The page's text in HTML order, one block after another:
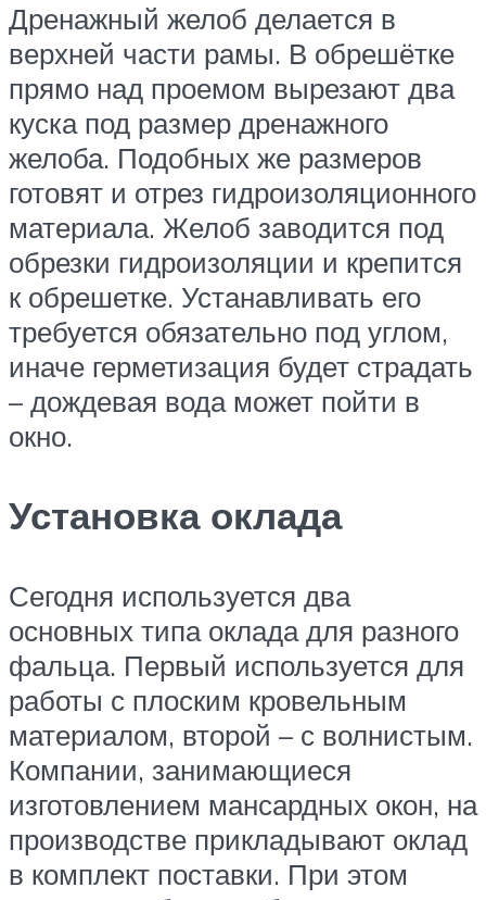
Дренажный желоб делается в
верхней части рамы. В обрешётке
прямо над проемом вырезают два
куска под размер дренажного
желоба. Подобных же размеров
готовят и отрез гидроизоляционного
материала. Желоб заводится под
обрезки гидроизоляции и крепится
к обрешетке. Устанавливать его
требуется обязательно под углом,
иначе герметизация будет страдать
– дождевая вода может пойти в
окно.
Установка оклада
Сегодня используется два
основных типа оклада для разного
фальца. Первый используется для
работы с плоским кровельным
материалом, второй – с волнистым.
Компании, занимающиеся
изготовлением мансардных окон, на
производстве прикладывают оклад
в комплект поставки. При этом